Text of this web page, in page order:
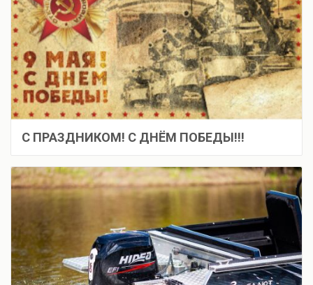
С ПРАЗДНИКОМ! С ДНЁМ ПОБЕДЫ!!!